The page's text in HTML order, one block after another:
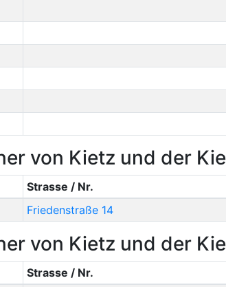
von Kietz und der
Strasse / Nr.
Friedenstraße 14
von Kietz und der
Strasse / Nr.